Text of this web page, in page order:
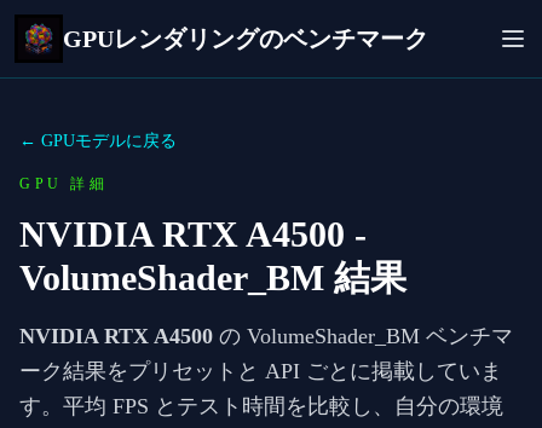
GPUレンダリングのベンチマーク
← GPUモデルに戻る
GPU 詳細
NVIDIA RTX A4500 -
VolumeShader_BM 結果
NVIDIA RTX A4500 の VolumeShader_BM ベンチマ
ーク結果をプリセットと API ごとに掲載していま
す。平均 FPS とテスト時間を比較し、自分の環境